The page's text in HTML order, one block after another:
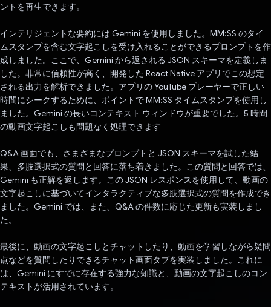
ントを再生できます。
インテリジェントな要約には Gemini を使用しました。MM:SS のタイ
ムスタンプを含む文字起こしを受け入れることができるプロンプトを作
成しました。ここで、Gemini から返される JSON スキーマを定義しま
した。非常に信頼性が高く、開発した React Native アプリでこの想定
される出力を解析できました。アプリの YouTube プレーヤーで正しい
時間にシークするために、ポイントで MM:SS タイムスタンプを使用し
ました。Gemini の長いコンテキスト ウィンドウが重要でした。5 時間
の動画文字起こしも問題なく処理できます
Q&A 画面でも、さまざまなプロンプトと JSON スキーマを試した結
果、多肢選択式の質問と回答に落ち着きました。この質問と回答では、
Gemini も正解を返します。この JSON レスポンスを使用して、動画の
文字起こしに基づいてインタラクティブな多肢選択式の質問を作成でき
ました。Gemini では、また、Q&A の件数に応じた更新も実装しまし
た。
最後に、動画の文字起こしとチャットしたり、動画を学習しながら疑問
点などを質問したりできるチャット画面タブを実装しました。これに
は、Gemini にすでに存在する強力な知識と、動画の文字起こしのコン
テキストが活用されています。